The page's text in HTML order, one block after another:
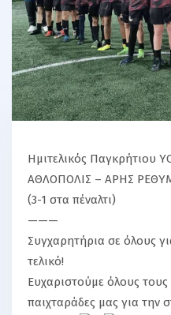
Ημιτελικός Παγκρήτιου
ΑΘΛΟΠΟΛΙΣ – ΑΡΗΣ
(3-1 στα πέναλτι)
———
Συγχαρητήρια σε όλους
τελικό!
Ευχαριστούμε όλους τους
παιχταράδες μας για την